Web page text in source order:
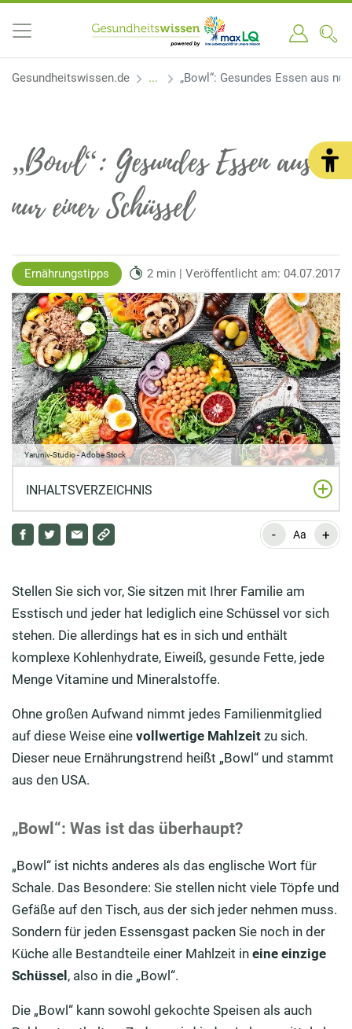
Gesundheitswissen.de „Bowl“: Gesundes Essen aus
„Bowl“: Gesundes Essen aus
nur einer Schüssel
Ernährungstipps 2 min | Veröffentlicht am: 04.07.2017
Yaruniv-Studio - Adobe Stock
INHALTSVERZEICHNIS
„Bowl“: Was ist das überhaupt?
Ihrer Zutaten achten
Zubereitung von „Bowls“ – auf die richtige
Zusammensetzung kommt es an
- Aa +
Stellen Sie sich vor, Sie sitzen mit Ihrer Familie am
Esstisch und jeder hat lediglich eine Schüssel vor sich
stehen. Die allerdings hat es in sich und enthält
komplexe Kohlenhydrate, Eiweiß, gesunde Fette, jede
Menge Vitamine und Mineralstoffe.
Ohne großen Aufwand nimmt jedes Familienmitglied
auf diese Weise eine vollwertige Mahlzeit zu sich.
Dieser neue Ernährungstrend heißt „Bowl“ und stammt
aus den USA.
„Bowl“: Was ist das überhaupt?
„Bowl“ ist nichts anderes als das englische Wort für
Schale. Das Besondere: Sie stellen nicht viele Töpfe und
Gefäße auf den Tisch, aus der sich jeder nehmen muss.
Sondern für jeden Essensgast packen Sie noch in der
Küche alle Bestandteile einer Mahlzeit in eine einzige
Schüssel , also in die „Bowl“.
Die „Bowl“ kann sowohl gekochte Speisen als auch